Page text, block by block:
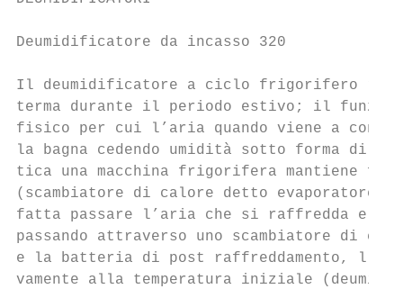
Deumidificatore da incasso 320
Il deumidificatore a ciclo frigorifero
terma durante il periodo estivo; il
fisico per cui l’aria quando viene a
la bagna cedendo umidità sotto forma di
tica una macchina frigorifera mantiene
(scambiatore di calore detto
fatta passare l’aria che si raffredda e si
passando attraverso uno scambiatore di
e la batteria di post raffreddamento,
vamente alla temperatura iniziale